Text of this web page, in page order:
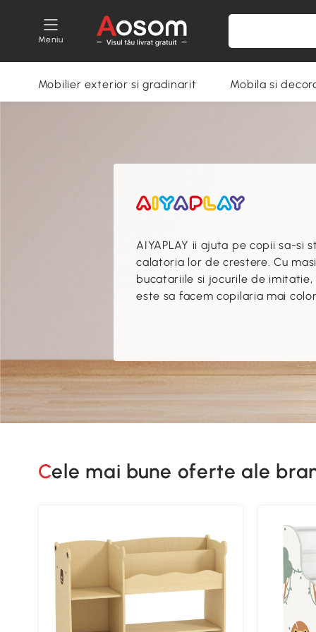
Meniu
Mobilier exterior si gradinarit Mobila si
AIYAPLAY ii ajuta pe copii sa-si
calatoria lor de crestere. Cu
bucatariile si jocurile de
este sa facem copilaria mai
Cele mai bune oferte ale